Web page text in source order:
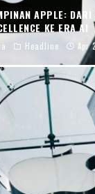
APPLE: DARI
KE ERA AI
Headline Apr